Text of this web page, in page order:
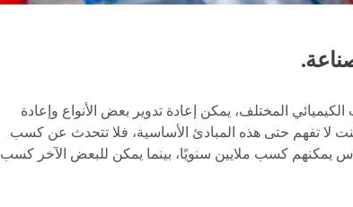
المختلف، يمكن إعادة تدوير بعض الأنواع وإعادة
كنت لا تفهم حتى هذه المبادئ الأساسية، فلا تتحدث عن كسب
كسب ملايين سنويًا، بينما يمكن للبعض الآخر كسب